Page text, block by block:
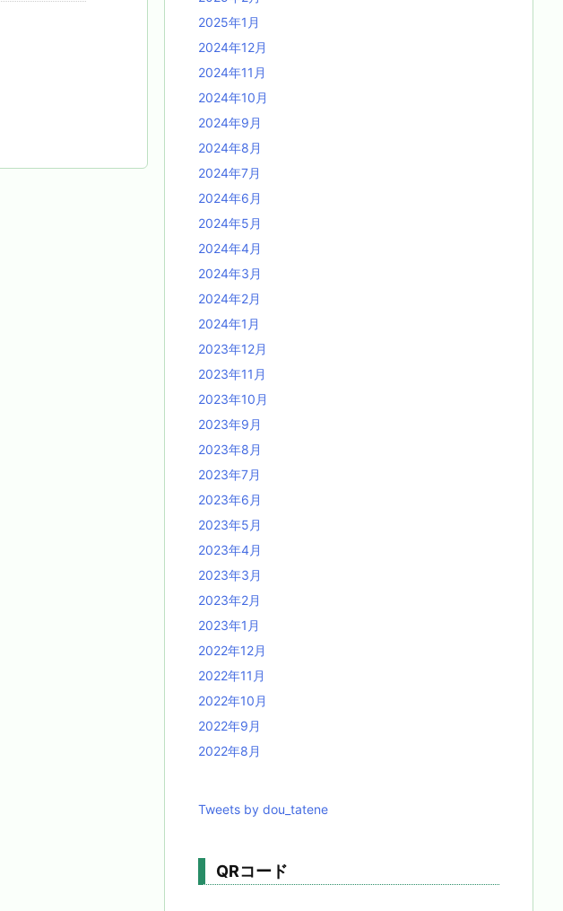
2025年1月
2024年12月
2024年11月
2024年10月
2024年9月
2024年8月
2024年7月
2024年6月
2024年5月
2024年4月
2024年3月
2024年2月
2024年1月
2023年12月
2023年11月
2023年10月
2023年9月
2023年8月
2023年7月
2023年6月
2023年5月
2023年4月
2023年3月
2023年2月
2023年1月
2022年12月
2022年11月
2022年10月
2022年9月
2022年8月
Tweets by dou_tatene
QRコード